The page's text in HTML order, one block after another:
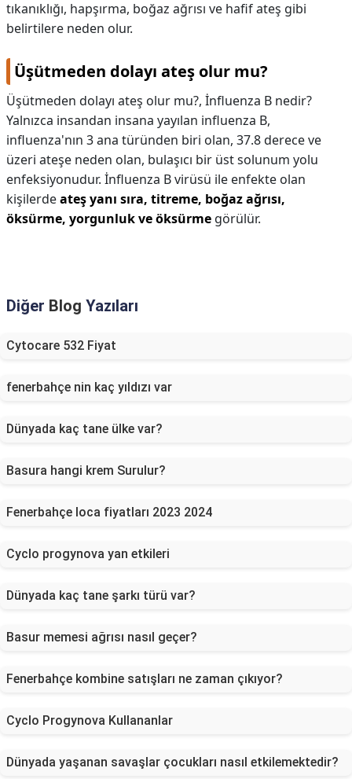
tıkanıklığı, hapşırma, boğaz ağrısı ve hafif ateş gibi
belirtilere neden olur.
Üşütmeden dolayı ateş olur mu?
Üşütmeden dolayı ateş olur mu?, İnfluenza B nedir?
Yalnızca insandan insana yayılan influenza B,
influenza'nın 3 ana türünden biri olan, 37.8 derece ve
üzeri ateşe neden olan, bulaşıcı bir üst solunum yolu
enfeksiyonudur. İnfluenza B virüsü ile enfekte olan
kişilerdeateş yanı sıra, titreme, boğaz ağrısı,
öksürme, yorgunluk ve öksürme görülür.
Diğer Blog Yazıları
Cytocare 532 Fiyat
fenerbahçe nin kaç yıldızı var
Dünyada kaç tane ülke var?
Basura hangi krem Surulur?
Fenerbahçe loca fiyatları 2023 2024
Cyclo progynova yan etkileri
Dünyada kaç tane şarkı türü var?
Basur memesi ağrısı nasıl geçer?
Fenerbahçe kombine satışları ne zaman çıkıyor?
Cyclo Progynova Kullananlar
Dünyada yaşanan savaşlar çocukları nasıl etkilemektedir?